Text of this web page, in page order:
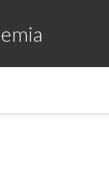
D'ACTUALITÉS